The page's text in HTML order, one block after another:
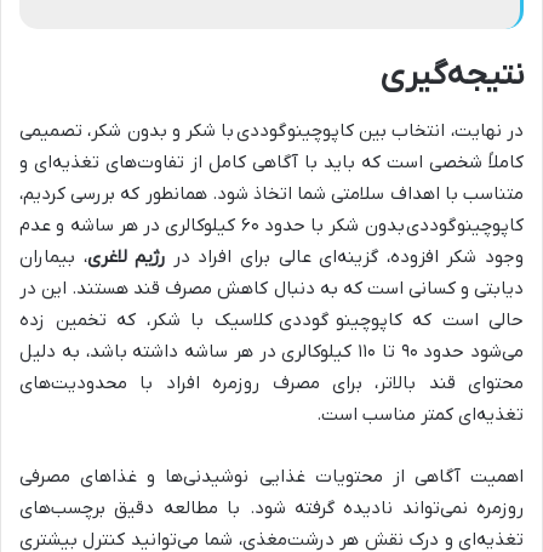
نتیجه‌گیری
در نهایت، انتخاب بین کاپوچینوگوددیبا شکر و بدون شکر، تصمیمی
کاملاً شخصی است که باید با آگاهی کامل از تفاوت‌های تغذیه‌ای و
متناسب با اهداف سلامتی شما اتخاذ شود. همانطور که بررسی کردیم،
کاپوچینو
گوددی بدون شکر با حدود ۶۰ کیلوکالری در هر ساشه و عدم
وجود شکر افزوده، گزینه‌ای عالی برای افراد در رژیم لاغری، بیماران
دیابتی و کسانی است که به دنبال کاهش مصرف قند هستند. این در
حالی است که کاپوچینو گوددی کلاسیک با شکر، که تخمین زده
می‌شود حدود ۹۰ تا ۱۱۰ کیلوکالری در هر ساشه داشته باشد، به دلیل
محتوای قند بالاتر، برای مصرف روزمره افراد با محدودیت‌های
تغذیه‌ای کمتر مناسب است.
اهمیت آگاهی از محتویات غذایی نوشیدنی‌ها و غذاهای مصرفی
روزمره نمی‌تواند نادیده گرفته شود. با مطالعه دقیق برچسب‌های
تغذیه‌ای و درک نقش هر درشت‌مغذی، شما می‌توانید کنترل بیشتری